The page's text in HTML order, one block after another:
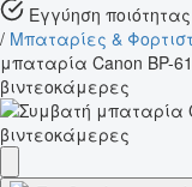
Εγγύηση ποιότητας
/ Μπαταρίες &
μπαταρία Canon BP-
βιντεοκάμερες